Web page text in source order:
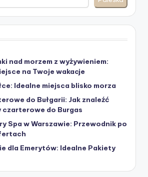
nad morzem z wyżywieniem:
na Twoje wakacje
Idealne miejsca blisko morza
do Bułgarii: Jak znaleźć
czarterowe do Burgas
Spa w Warszawie: Przewodnik po
dla Emerytów: Idealne Pakiety